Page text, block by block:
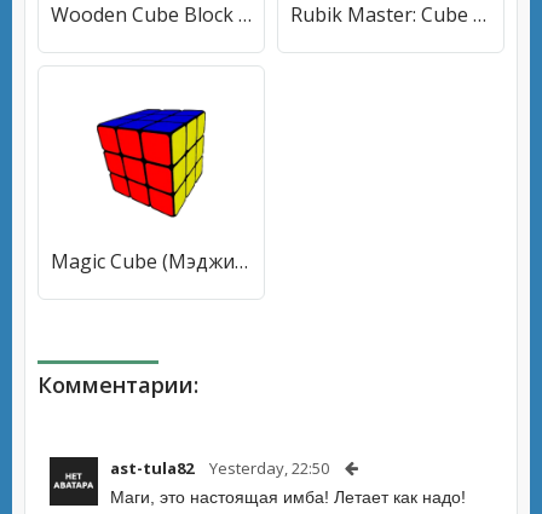
Wooden Cube Block Puzzle (Деревянный кубик головоломка) [МОД Unlocked] APK Android Rubik Master: Cube Puzzle 3D (Рубик Мастер) [МОД Меню] APK Android
Magic Cube (Мэджик Кьюб) [МОД Меню] APK Android
Комментарии:
ast-tula82 Yesterday, 22:50
Маги, это настоящая имба! Летает как надо!